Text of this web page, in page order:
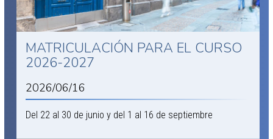
MATRICULACIÓN PARA EL CURSO
2026-2027
2026/06/16
Del 22 al 30 de junio y del 1 al 16 de septiembre